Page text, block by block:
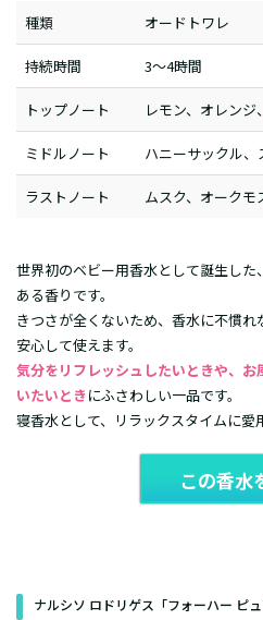
種類 オードトワレ
持続時間 3～4時間
トップノート レモン、オレンジ
ミドルノート ハニーサックル、
ラストノート ムスク、オークモ
世界初のベビー用香水として誕生し
ある香りです。
きつさが全くないため、香水に不慣
安心して使えます。
気分をリフレッシュしたいときや、
いたいときにふさわしい一品です。
寝香水として、リラックスタイムに愛
この香水
ナルシソ ロドリゲス「フォーハー ピュ